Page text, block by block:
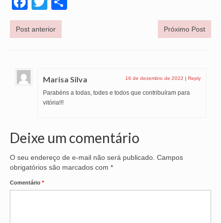
TECNOLOGIA DA INFORMAÇÃO
Post anterior Próximo Post
Marisa Silva 16 de dezembro de 2022 | Reply
Parabéns a todas, todes e todos que contribuíram para
vitória!!!
Deixe um comentário
O seu endereço de e-mail não será publicado. Campos
obrigatórios são marcados com *
Comentário *